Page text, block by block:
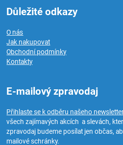
Důležité odkazy
O nás
Jak nakupovat
Obchodní podmínky
Kontakty
E-mailový zpravodaj
Přihlaste se k odběru našeho
všech zajímavých akcích a slevách,
zpravodaj budeme posílat jen občas,
mailové schránky.